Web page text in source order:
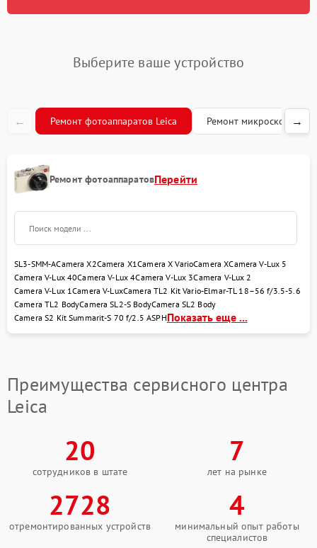
Замена задней панели 2100 рублей
Замена кнопки
Замена контроллера
питания
2500 рублей
Выберите ваше устройство
← Ремонт фотоаппаратов Leica Ремонт микроскопов
→
Ремонт фотоаппаратовПерейти
SL3‑SMM-ACamera X2Camera X1Camera X VarioCamera XCamera V-Lux 5
Camera V-Lux 40Camera V-Lux 4Camera V-Lux 3Camera V-Lux 2
Camera V-Lux 1Camera V-LuxCamera TL2 Kit Vario-Elmar-TL 18–56 f/3.5-5.6
Camera TL2 BodyCamera SL2-S BodyCamera SL2 Body
Camera S2 Kit Summarit-S 70 f/2.5 ASPHПоказать еще ...
Преимущества сервисного центра
Leica
20
сотрудников в штате
7
лет на рынке
2728
отремонтированных устройств
4
минимальный опыт работы
специалистов